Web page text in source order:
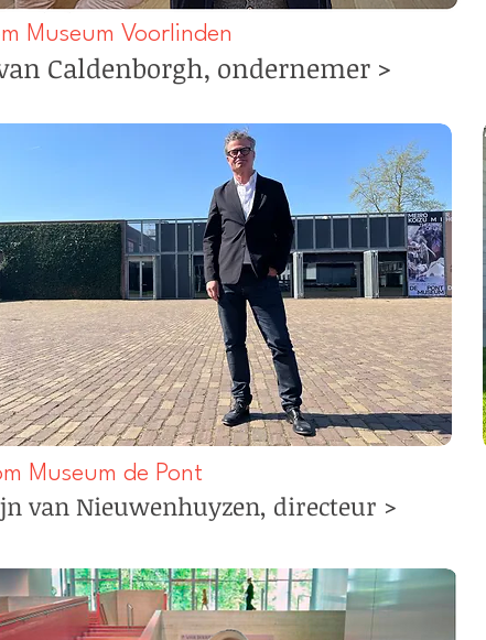
Museum Voorlinden
Caldenborgh, ondernemer >
Museum de Pont
van Nieuwenhuyzen, directeur >